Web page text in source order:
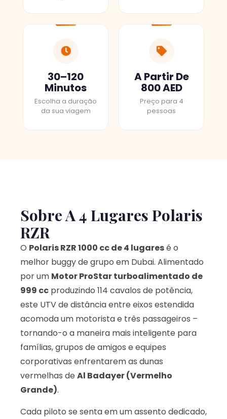
30–120
Minutos
Escolha a duração
da sua viagem
A Partir De
800 AED
Preço para 4
pessoas
Sobre A 4 Lugares Polaris
RZR
O Polaris RZR 1000 cc de 4 lugaresé o
melhor buggy de grupo em Dubai. Alimentado
por um Motor ProStar turboalimentado de
999 cc produzindo 114 cavalos de potência,
este UTV de distância entre eixos estendida
acomoda um motorista e três passageiros –
tornando-o a maneira mais inteligente para
famílias, grupos de amigos e equipes
corporativas enfrentarem as dunas
vermelhas de Al Badayer (Vermelho
Grande).
Cada piloto se senta em um assento dedicado,